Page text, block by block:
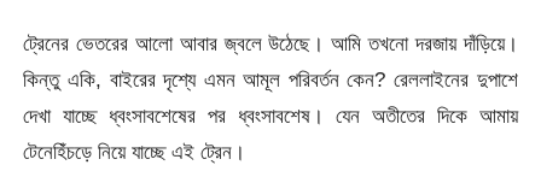
ট্রেনের ভেতরের আলো আবার জ্বলে উঠেছে। আমি তখনো দরজায় দাঁড়িয়ে।
কিন্তু একি, বাইরের দৃশ্যে এমন আমূল পরিবর্তন কেন? রেললাইনের দুপাশে
দেখা যাচ্ছে ধ্বংসাবশেষের পর ধ্বংসাবশেষ। যেন অতীতের দিকে আমায়
টেনেহিঁচড়ে নিয়ে যাচ্ছে এই ট্রেন।